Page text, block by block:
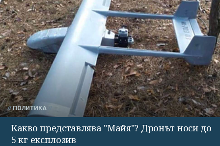
ПОЛИТИКА
Какво представлява "Майя"? Дронът носи до
5 кг експлозив